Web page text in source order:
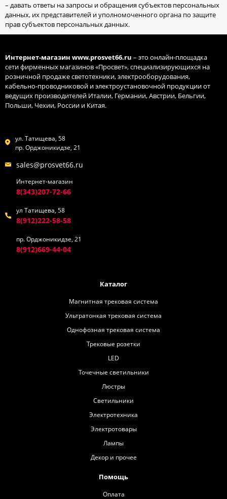
– давать ответы на запросы и обращения субъектов персональных
данных, их представителей и уполномоченного органа по защите
прав субъектов персональных данных.
Интернет-магазин www.prosvet66.ru – это онлайн-площадка
сети фирменных магазинов «Просвет», специализирующихся на
розничной продаже светотехники, электрооборудования,
кабельно-проводниковой и электроустановочной продукции от
ведущих производителей Италии, Германии, Австрии, Бельгии,
Польши, Чехии, России и Китая.
ул. Татищева, 58
пр. Орджоникидзе, 21
sales@prosvet66.ru
Интернет-магазин
8(343)207-72-66
ул Татищева, 58
8(912)222-58-58
пр. Орджоникидзе, 21
8(912)669-44-04
Каталог
Магнитная трековая система
Ультратонкая трековая система
Однофозная трековая система
Трековые розетки
LED
Точечные светильники
Люстры
Светильники
Электротехника
Электротовары
Лампы
Декор и прочее
Помощь
Оплата